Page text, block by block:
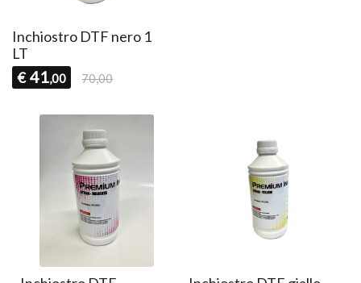
Inchiostro DTF nero 1
LT
€ 41,00 70,00